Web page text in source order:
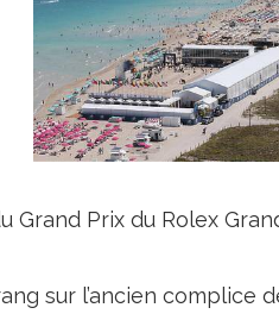
Prix du Rolex
sur l’ancien complice